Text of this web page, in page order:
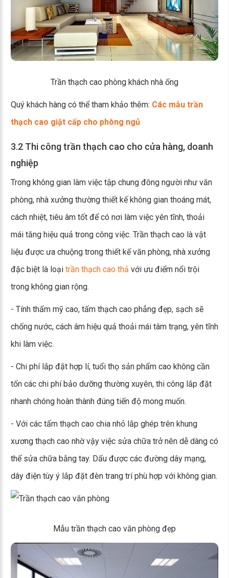
Trần thạch cao phòng khách nhà ống
Quý khách hàng có thể tham khảo thêm: Các mẫu trần
thạch cao giật cấp cho phòng ngủ
3.2 Thi công trần thạch cao cho cửa hàng, doanh
nghiệp
Trong không gian làm việc tập chung đông người như văn
phòng, nhà xưởng thường thiết kế không gian thoáng mát,
cách nhiệt, tiêu âm tốt để có nơi làm việc yên tĩnh, thoải
mái tăng hiệu quả trong công việc. Trần thạch cao là vật
liệu được ưa chuộng trong thiết kế văn phòng, nhà xưởng
đặc biệt là loại trần thạch cao thả với ưu điểm nổi trội
trong không gian rộng.
- Tính thẩm mỹ cao, tấm thạch cao phẳng đẹp, sạch sẽ
chống nước, cách âm hiệu quả thoải mái tâm trạng, yên tĩnh
khi làm việc.
- Chi phí lắp đặt hợp lí, tuổi thọ sản phẩm cao không cần
tốn các chi phí bảo dưỡng thường xuyên, thi công lắp đặt
nhanh chóng hoàn thành đúng tiến độ mong muốn.
- Với các tấm thạch cao chia nhỏ lắp ghép trên khung
xương thạch cao nhờ vậy việc sửa chữa trở nên dễ dàng có
thể sửa chữa bằng tay. Dấu được các đường dây mạng,
dây điện tùy ý lắp đặt đèn trang trí phù hợp với không gian.
Mẫu trần thạch cao văn phòng đẹp